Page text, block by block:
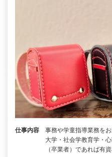
仕事内容
事務や学童指導業務を
大学・社会学教育学・
（卒業者）であれば有